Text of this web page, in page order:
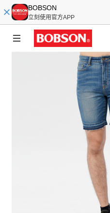
BOBSON
立刻使用官方APP